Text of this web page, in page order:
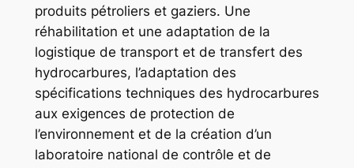
produits pétroliers et gaziers. Une
réhabilitation et une adaptation de la
logistique de transport et de transfert des
hydrocarbures, l’adaptation des
spécifications techniques des hydrocarbures
aux exigences de protection de
l’environnement et de la création d’un
laboratoire national de contrôle et de